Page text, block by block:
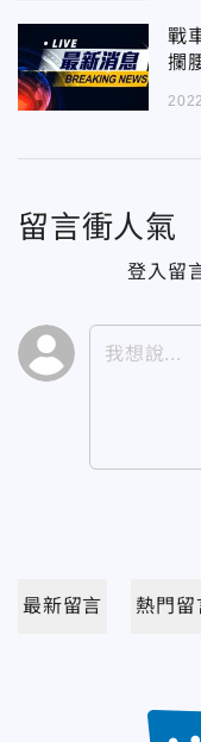
戰
攔
留言衝人氣
登入留
最新留言 熱門留